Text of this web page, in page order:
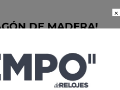
DE MADERA!
×